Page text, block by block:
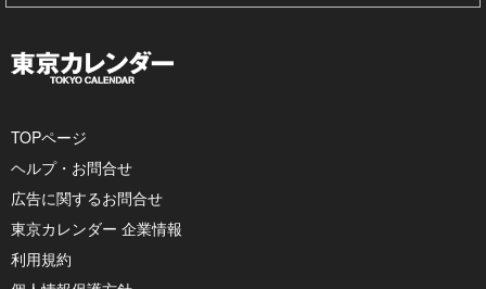
TOPページ
ヘルプ・お問合せ
広告に関するお問合せ
東京カレンダー 企業情報
利用規約